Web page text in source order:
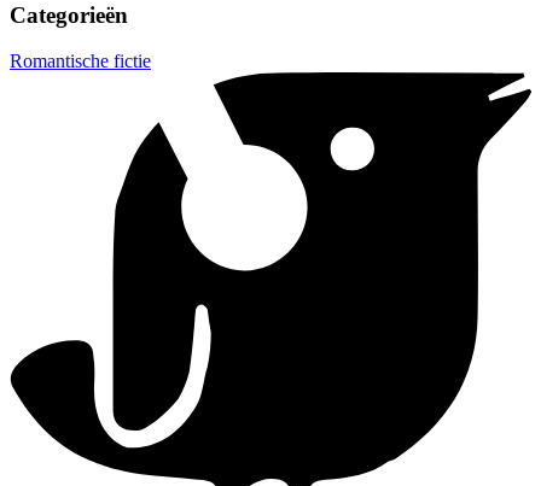
Categorieën
Romantische fictie